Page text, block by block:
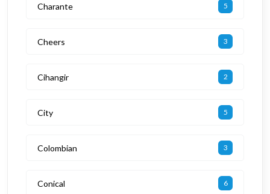
Charante 5
Cheers 3
Cihangir 2
City 5
Colombian 3
Conical 6